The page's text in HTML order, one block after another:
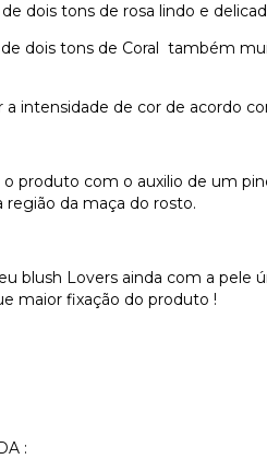
dois tons de rosa lindo e
dois tons de Coral também
intensidade de cor de acordo
produto com o auxilio de um
da maça do rosto.
blush Lovers ainda com a pele
maior fixação do produto !
: